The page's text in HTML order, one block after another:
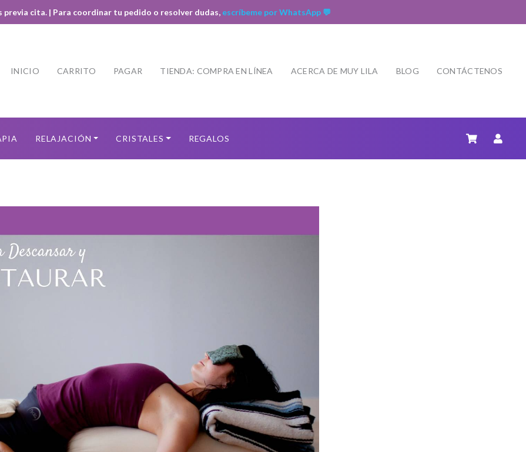
previa cita. | Para coordinar tu pedido o resolver dudas, escríbeme por WhatsApp 💬
INICIO CARRITO PAGAR TIENDA: COMPRA EN LÍNEA ACERCA DE MUY LILA BLOG CONTÁCTENOS
RELAJACIÓN CRISTALES REGALOS